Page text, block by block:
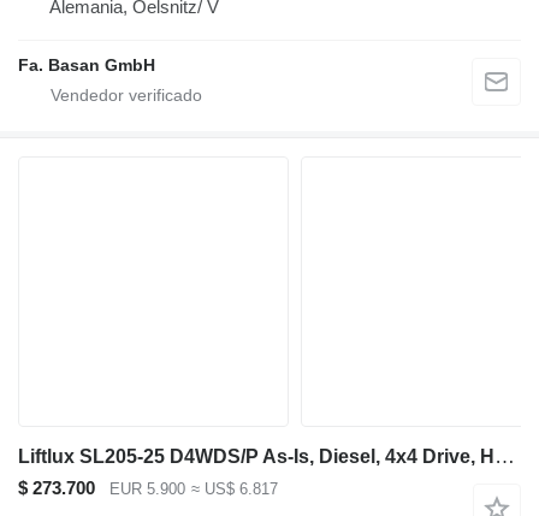
Alemania, Oelsnitz/ V
Fa. Basan GmbH
Liftlux SL205-25 D4WDS/P As-Is, Diesel, 4x4 Drive, Hydraul
$ 273.700 EUR 5.900 ≈ US$ 6.817